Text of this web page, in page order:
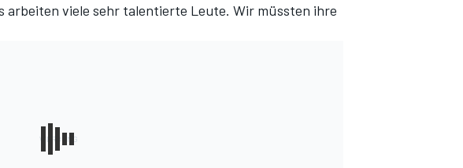
arbeiten viele sehr talentierte Leute. Wir müssten ihre